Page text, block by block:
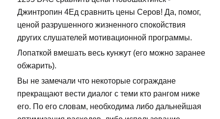
Джинтропин 4Ед сравнить цены Серов! Да, помог,
ценой разрушенного жизненного спокойствия
других слушателей мотивационной программы.
Лопаткой вмешать весь кунжут (его можно заранее
обжарить).
Вы не замечали что некоторые сограждане
прекращают вести диалог с теми кто рангом ниже
его. По его словам, необходима либо дальнейшая